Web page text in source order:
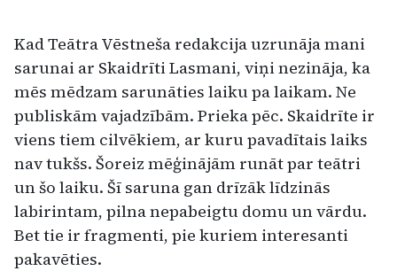
Kad Teātra Vēstneša redakcija uzrunāja mani
sarunai ar Skaidrīti Lasmani, viņi nezināja, ka
mēs mēdzam sarunāties laiku pa laikam. Ne
publiskām vajadzībām. Prieka pēc. Skaidrīte ir
viens tiem cilvēkiem, ar kuru pavadītais laiks
nav tukšs. Šoreiz mēģinājām runāt par teātri
un šo laiku. Šī saruna gan drīzāk līdzinās
labirintam, pilna nepabeigtu domu un vārdu.
Bet tie ir fragmenti, pie kuriem interesanti
pakavēties.